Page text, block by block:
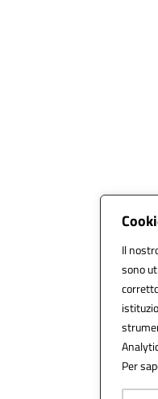
Il
sono
Per